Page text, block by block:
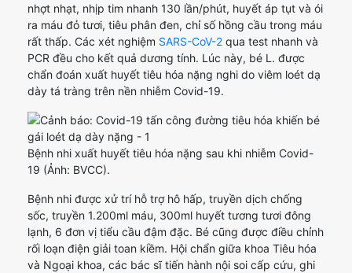
nhợt nhạt, nhịp tim nhanh 130 lần/phút, huyết áp tụt và ói
ra máu đỏ tươi, tiêu phân đen, chỉ số hồng cầu trong máu
rất thấp. Các xét nghiệm SARS-CoV-2 qua test nhanh và
PCR đều cho kết quả dương tính. Lúc này, bé L. được
chẩn đoán xuất huyết tiêu hóa nặng nghi do viêm loét dạ
dày tá tràng trên nền nhiễm Covid-19.
Bệnh nhi xuất huyết tiêu hóa nặng sau khi nhiễm Covid-
19 (Ảnh: BVCC).
Bệnh nhi được xử trí hỗ trợ hô hấp, truyền dịch chống
sốc, truyền 1.200ml máu, 300ml huyết tương tươi đông
lạnh, 6 đơn vị tiểu cầu đậm đặc. Bé cũng được điều chỉnh
rối loạn điện giải toan kiềm. Hội chẩn giữa khoa Tiêu hóa
và Ngoại khoa, các bác sĩ tiến hành nội soi cấp cứu, ghi